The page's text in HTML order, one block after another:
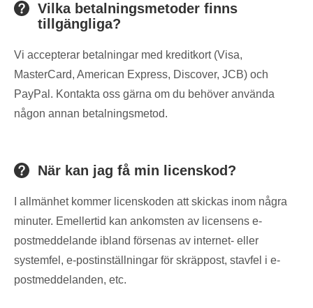
Vilka betalningsmetoder finns
tillgängliga?
Vi accepterar betalningar med kreditkort (Visa,
MasterCard, American Express, Discover, JCB) och
PayPal. Kontakta oss gärna om du behöver använda
någon annan betalningsmetod.
När kan jag få min licenskod?
I allmänhet kommer licenskoden att skickas inom några
minuter. Emellertid kan ankomsten av licensens e-
postmeddelande ibland försenas av internet- eller
systemfel, e-postinställningar för skräppost, stavfel i e-
postmeddelanden, etc.